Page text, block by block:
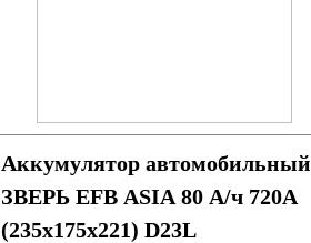
Аккумулятор автомобильный
ЗВЕРЬ EFB ASIA 80 А/ч 720А
(235х175х221) D23L